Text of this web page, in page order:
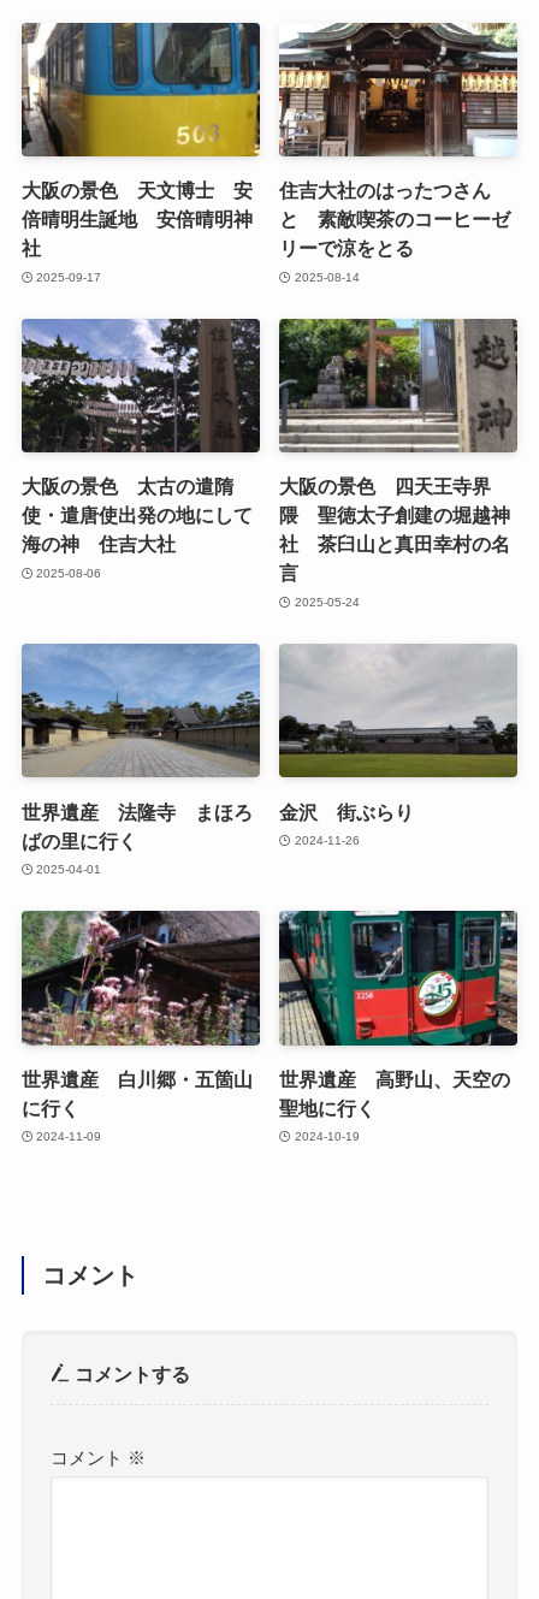
大阪の景色 天文博士 安
倍晴明生誕地 安倍晴明神
社
2025-09-17
住吉大社のはったつさん
と 素敵喫茶のコーヒーゼ
リーで涼をとる
2025-08-14
大阪の景色 太古の遣隋
使・遣唐使出発の地にして
海の神 住吉大社
2025-08-06
大阪の景色 四天王寺界
隈 聖徳太子創建の堀越神
社 茶臼山と真田幸村の名
言
2025-05-24
世界遺産 法隆寺 まほろ
ばの里に行く
2025-04-01
金沢 街ぶらり
2024-11-26
世界遺産 白川郷・五箇山
に行く
2024-11-09
世界遺産 高野山、天空の
聖地に行く
2024-10-19
コメント
コメントする
コメント ※